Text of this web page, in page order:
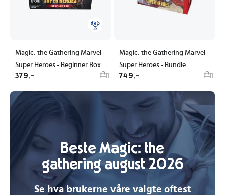
Magic: the Gathering Marvel
Super Heroes - Beginner Box
379,- 1
Magic: the Gathering Marvel
Super Heroes - Bundle
749,- 1
Beste Magic: the
gathering august 2026
Se hva brukerne våre valgte oftest